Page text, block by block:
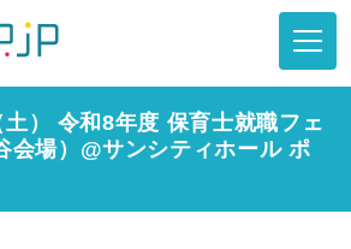
） 令和8年度 保育士就職フェ
会場）@サンシティホール ポ